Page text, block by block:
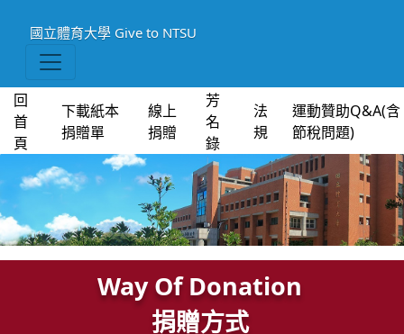
國立體育大學 Give to NTSU
回
首
頁
下載紙本
捐贈單
線上
捐贈
芳
名
錄
法
規
運動贊助Q&A(含
節稅問題)
Way Of Donation
捐贈方式